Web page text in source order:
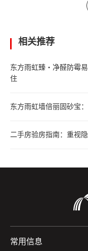
相关推荐
东方雨虹臻・净醛防霉
住
东方雨虹墙倍丽固砂宝
二手房验房指南：重视
常用信息